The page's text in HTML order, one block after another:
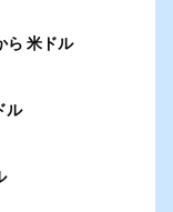
米ドル
ル